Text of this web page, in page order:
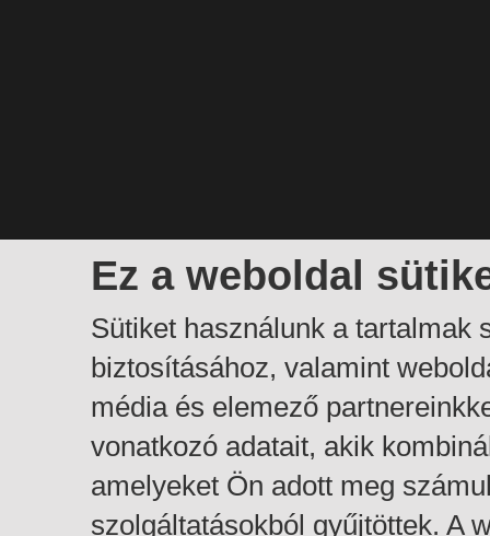
Ez a weboldal
Sütiket használunk a tartalmak
biztosításához, valamint
média és elemező
vonatkozó adatait, akik
amelyeket Ön adott meg
szolgáltatásokból gyűjtöttek. A